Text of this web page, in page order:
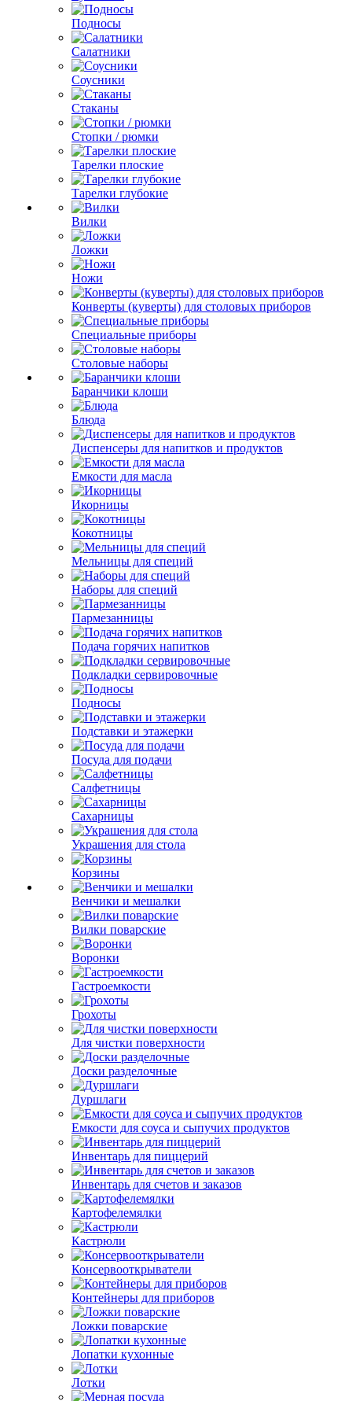
Подносы
Салатники
Соусники
Стаканы
Стопки / рюмки
Тарелки плоские
Тарелки глубокие
Вилки
Ложки
Ножи
Конверты (куверты) для столовых приборов
Специальные приборы
Столовые наборы
Баранчики клоши
Блюда
Диспенсеры для напитков и продуктов
Емкости для масла
Икорницы
Кокотницы
Мельницы для специй
Наборы для специй
Пармезанницы
Подача горячих напитков
Подкладки сервировочные
Подносы
Подставки и этажерки
Посуда для подачи
Салфетницы
Сахарницы
Украшения для стола
Корзины
Венчики и мешалки
Вилки поварские
Воронки
Гастроемкости
Грохоты
Для чистки поверхности
Доски разделочные
Дуршлаги
Емкости для соуса и сыпучих продуктов
Инвентарь для пиццерий
Инвентарь для счетов и заказов
Картофелемялки
Кастрюли
Консервооткрыватели
Контейнеры для приборов
Ложки поварские
Лопатки кухонные
Лотки